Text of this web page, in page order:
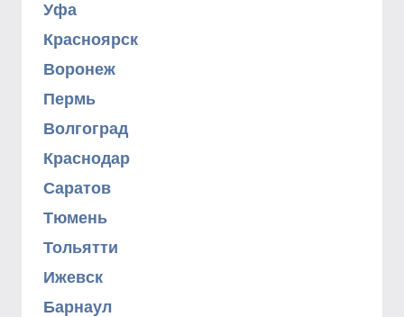
Уфа
Красноярск
Воронеж
Пермь
Волгоград
Краснодар
Саратов
Тюмень
Тольятти
Ижевск
Барнаул